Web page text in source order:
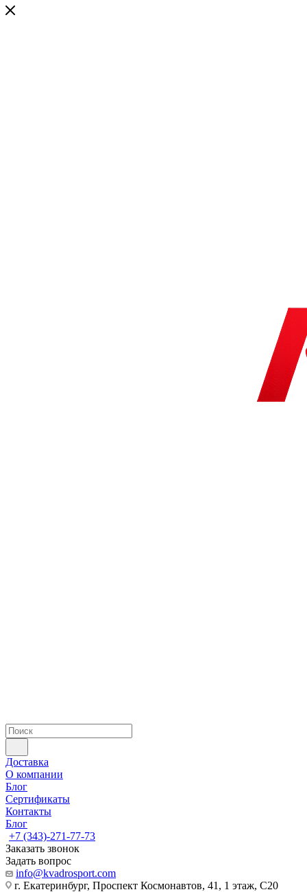
Доставка
О компании
Блог
Сертификаты
Контакты
Блог
+7 (343)-271-77-73
Заказать звонок
Задать вопрос
info@kvadrosport.com
г. Екатеринбург, Проспект Космонавтов, 41, 1 этаж, С20